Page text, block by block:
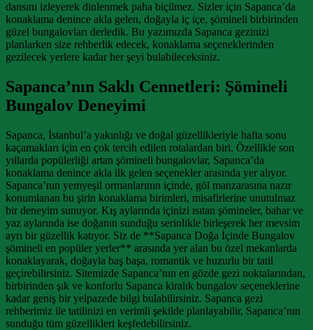
dansını izleyerek dinlenmek paha biçilmez. Sizler için Sapanca’da
konaklama denince akla gelen, doğayla iç içe, şömineli birbirinden
güzel bungalovları derledik. Bu yazımızda Sapanca gezinizi
planlarken size rehberlik edecek, konaklama seçeneklerinden
gezilecek yerlere kadar her şeyi bulabileceksiniz.
Sapanca’nın Saklı Cennetleri: Şömineli
Bungalov Deneyimi
Sapanca, İstanbul’a yakınlığı ve doğal güzellikleriyle hafta sonu
kaçamakları için en çok tercih edilen rotalardan biri. Özellikle son
yıllarda popülerliği artan şömineli bungalovlar, Sapanca’da
konaklama denince akla ilk gelen seçenekler arasında yer alıyor.
Sapanca’nın yemyeşil ormanlarının içinde, göl manzarasına nazır
konumlanan bu şirin konaklama birimleri, misafirlerine unutulmaz
bir deneyim sunuyor. Kış aylarında içinizi ısıtan şömineler, bahar ve
yaz aylarında ise doğanın sunduğu serinlikle birleşerek her mevsim
ayrı bir güzellik katıyor. Siz de **Sapanca Doğa İçinde Bungalov
şömineli en popüler yerler** arasında yer alan bu özel mekanlarda
konaklayarak, doğayla baş başa, romantik ve huzurlu bir tatil
geçirebilirsiniz. Sitemizde Sapanca’nın en gözde gezi noktalarından,
birbirinden şık ve konforlu Sapanca kiralık bungalov seçeneklerine
kadar geniş bir yelpazede bilgi bulabilirsiniz. Sapanca gezi
rehberimiz ile tatilinizi en verimli şekilde planlayabilir, Sapanca’nın
sunduğu tüm güzellikleri keşfedebilirsiniz.